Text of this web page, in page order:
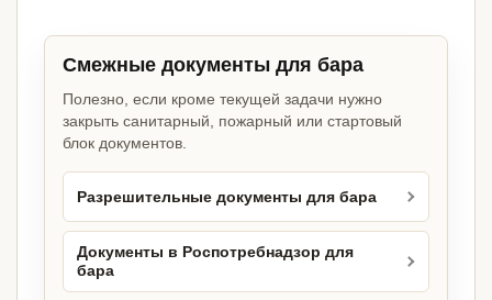
Смежные документы для бара
Полезно, если кроме текущей задачи нужно
закрыть санитарный, пожарный или стартовый
блок документов.
Разрешительные документы для бара
Документы в Роспотребнадзор для
бара